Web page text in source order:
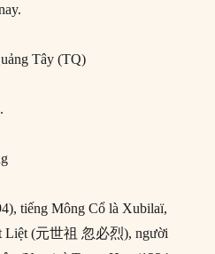
Tây (TQ)
tiếng Mông Cổ là Xubilaï,
Liệt (元世祖 忽必烈), người